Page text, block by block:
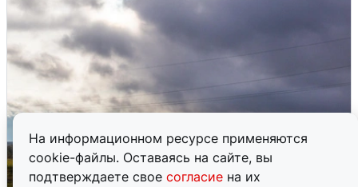
На информационном ресурсе применяются
cookie-файлы. Оставаясь на сайте, вы
подтверждаете свое согласие на их